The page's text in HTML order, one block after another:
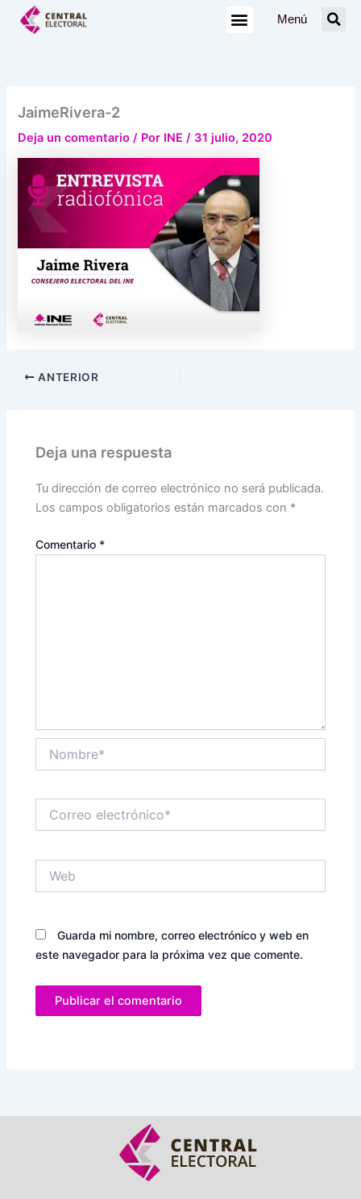
Menú
JaimeRivera-2
Deja un comentario / Por INE/ 31 julio, 2020
ANTERIOR
Deja una respuesta
Tu dirección de correo electrónico no será publicada.
Los campos obligatorios están marcados con *
Comentario *
electrónico*
Guarda mi nombre, correo electrónico y web en
este navegador para la próxima vez que comente.